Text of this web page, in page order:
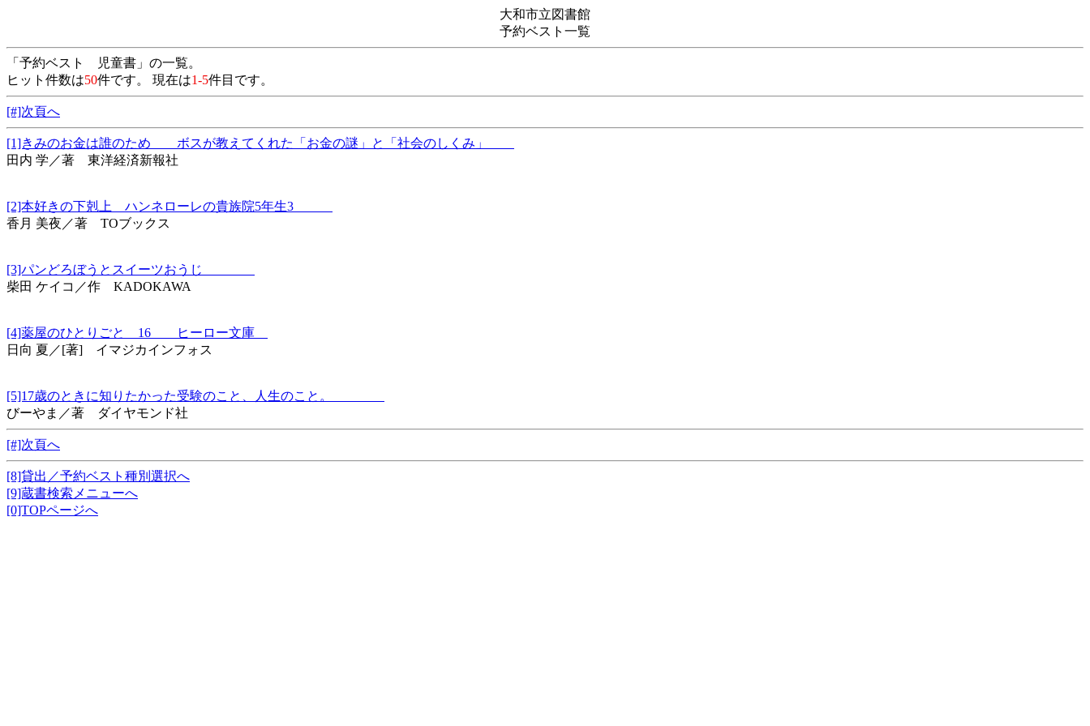
大和市立図書館
予約ベスト一覧
「予約ベスト 児童書」の一覧。
ヒット件数は50件です。 現在は1-5件目です。
[#]次頁へ
[1]きみのお金は誰のため ボスが教えてくれた「お金の謎」と「社会のしくみ」
田内 学／著 東洋経済新報社
[2]本好きの下剋上 ハンネローレの貴族院5年生3
香月 美夜／著 TOブックス
[3]パンどろぼうとスイーツおうじ
柴田 ケイコ／作 KADOKAWA
[4]薬屋のひとりごと 16 ヒーロー文庫
日向 夏／[著] イマジカインフォス
[5]17歳のときに知りたかった受験のこと、人生のこと。
びーやま／著 ダイヤモンド社
[#]次頁へ
[8]貸出／予約ベスト種別選択へ
[9]蔵書検索メニューへ
[0]TOPページへ